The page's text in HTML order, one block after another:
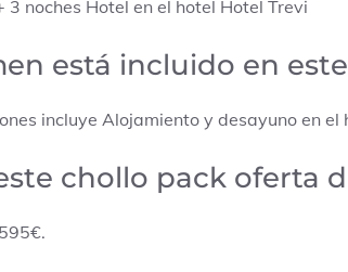
noches Hotel en el hotel Hotel Trevi
está incluido en
incluye Alojamiento y desayuno en el
chollo pack oferta